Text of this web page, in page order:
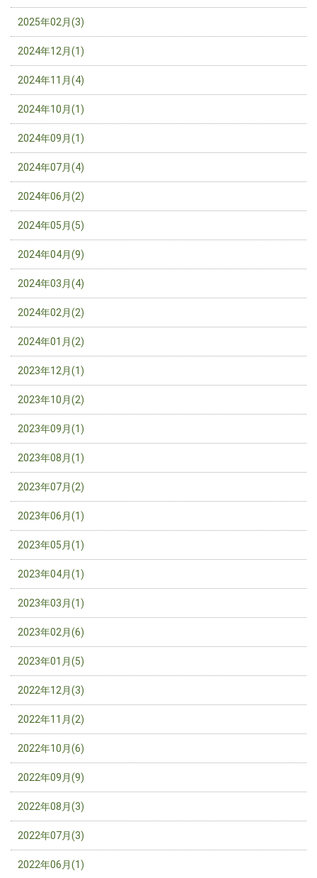
2025年02月(3)
2024年12月(1)
2024年11月(4)
2024年10月(1)
2024年09月(1)
2024年07月(4)
2024年06月(2)
2024年05月(5)
2024年04月(9)
2024年03月(4)
2024年02月(2)
2024年01月(2)
2023年12月(1)
2023年10月(2)
2023年09月(1)
2023年08月(1)
2023年07月(2)
2023年06月(1)
2023年05月(1)
2023年04月(1)
2023年03月(1)
2023年02月(6)
2023年01月(5)
2022年12月(3)
2022年11月(2)
2022年10月(6)
2022年09月(9)
2022年08月(3)
2022年07月(3)
2022年06月(1)